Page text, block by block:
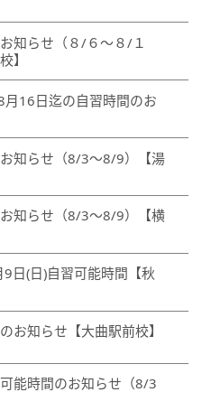
務員募集
知らせ（８/６～８/１
】
16日迄の自習時間のお
知らせ（8/3～8/9）【湯
知らせ（8/3～8/9）【横
日(日)自習可能時間【秋
お知らせ【大曲駅前校】
可能時間のお知らせ（8/3